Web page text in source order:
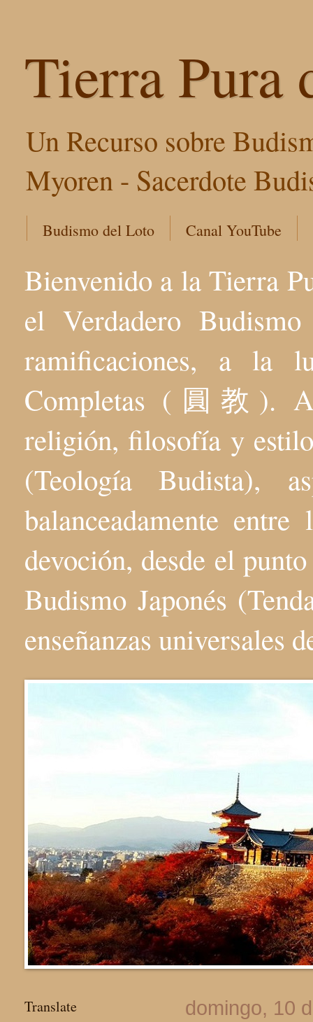
Tierra Pura
Un Recurso sobre
Myoren - Sacerdote
Budismo del Loto Canal YouTube
Bienvenido a la Tierra
el Verdadero
ramificaciones, a la
Completas (圓教).
religión, filosofía y
(Teología Budista),
balanceadamente
devoción, desde el
Budismo Japonés
enseñanzas universales
domingo, 10
Translate